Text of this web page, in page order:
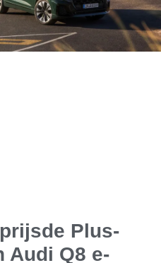
Plus-
Audi Q8 e-